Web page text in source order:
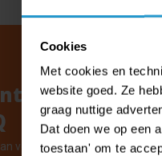
Cookies
Met cookies en
website goed. Ze
graag nuttige
Dat doen we op een
toestaan' om te
&
voor u klaar.